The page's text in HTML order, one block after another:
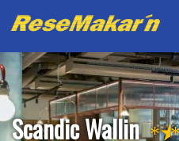
Scandic Wallin ★